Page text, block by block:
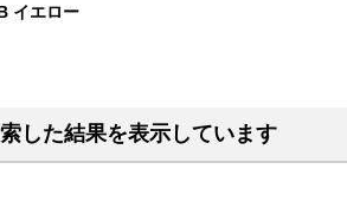
イエロー
した結果を表示しています